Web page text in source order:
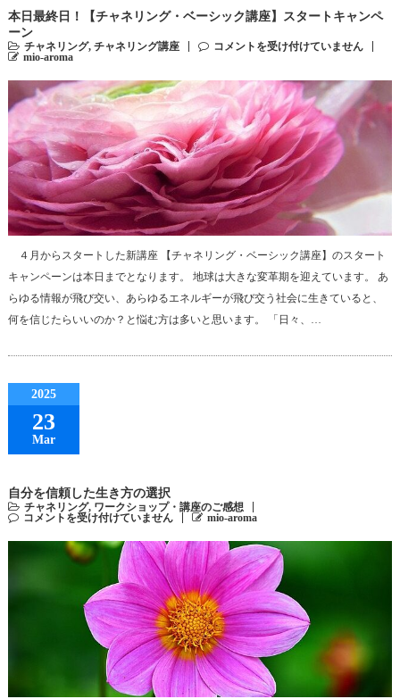
本日最終日！【チャネリング・ベーシック講座】スタートキャンペ
ーン
チャネリング, チャネリング講座
コメントを受け付けていません
mio-aroma
４月からスタートした新講座 【チャネリング・ベーシック講座】のスタート
キャンペーンは本日までとなります。 地球は大きな変革期を迎えています。 あ
らゆる情報が飛び交い、あらゆるエネルギーが飛び交う社会に生きていると、
何を信じたらいいのか？と悩む方は多いと思います。 「日々、…
2025
23
Mar
自分を信頼した生き方の選択
チャネリング, ワークショップ・講座のご感想
コメントを受け付けていません
mio-aroma